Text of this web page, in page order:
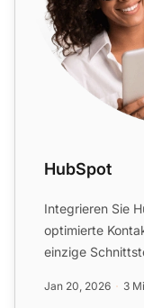
HubSpot
Integrieren Sie
optimierte
einzige
Jan 20, 2026 3